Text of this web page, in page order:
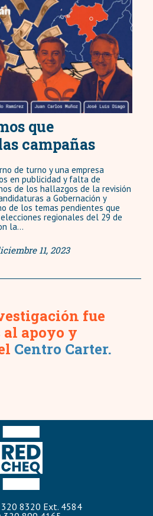
que
campañas
de turno y una empresa
en publicidad y falta de
de los hallazgos de la revisión
a Gobernación y
de los temas pendientes que
regionales del 29 de
la...
11, 2023
fue
apoyo y
Centro Carter.
8320 Ext. 4584